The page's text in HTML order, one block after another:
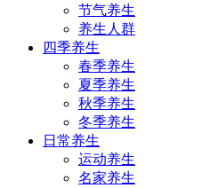
节气养生
养生人群
四季养生
春季养生
夏季养生
秋季养生
冬季养生
日常养生
运动养生
名家养生